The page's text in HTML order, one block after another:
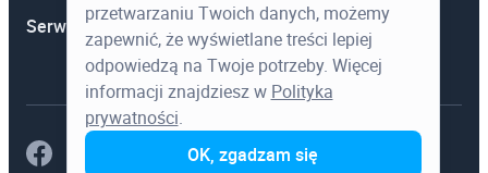
Serwis
Wiedza
przetwarzaniu Twoich danych, możemy
zapewnić, że wyświetlane treści lepiej
odpowiedzą na Twoje potrzeby. Więcej
informacji znajdziesz w Polityka
prywatności.
OK, zgadzam się